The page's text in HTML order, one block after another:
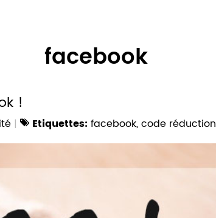
facebook
!
Etiquettes: facebook,code réduction